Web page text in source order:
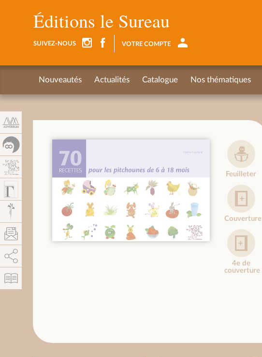
Feuilleter
Couverture
4e de
couverture
Éditions le Sureau
SUIVEZ-NOUS VOTRE COMPTE
Nouveautés Actualités Catalogue Nos thématiques